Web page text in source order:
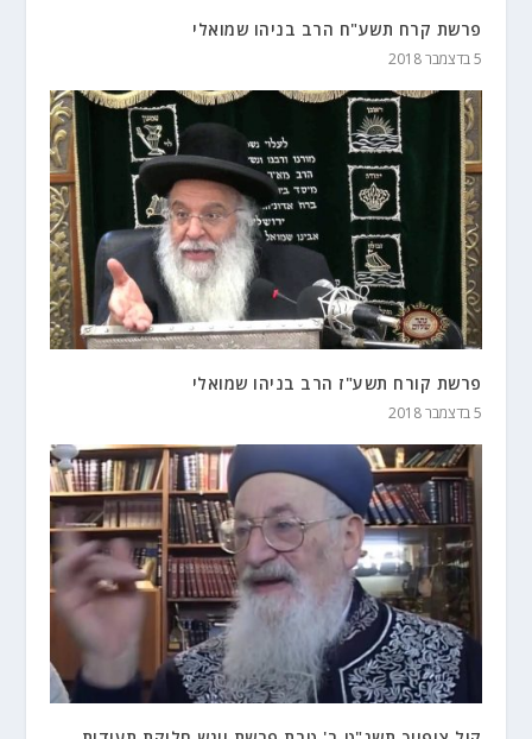
פרשת קרח תשע"ח הרב בניהו שמואלי
5 בדצמבר 2018
פרשת קורח תשע"ז הרב בניהו שמואלי
5 בדצמבר 2018